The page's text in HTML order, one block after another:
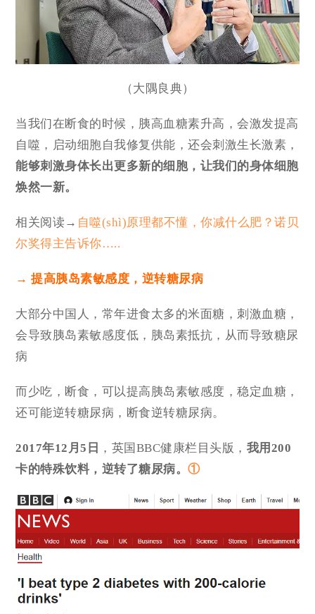
（大隅良典）
当我们在断食的时候，胰高血糖素升高，会激发提高
自噬，启动细胞自我修复供能，还会刺激生长激素，
能够刺激身体长出更多新的细胞，让我们的身体细胞
焕然一新。
相关阅读→ 自噬(shì)原理都不懂，你减什么肥？诺贝
尔奖得主告诉你…..
→ 提高胰岛素敏感度，逆转糖尿病
大部分中国人，常年进食太多的米面糖，刺激血糖，
会导致胰岛素敏感度低，胰岛素抵抗，从而导致糖尿
病
而少吃，断食，可以提高胰岛素敏感度，稳定血糖，
还可能逆转糖尿病，断食逆转糖尿病。
2017年12月5日 ，英国BBC健康栏目头版， 我用200
卡的特殊饮料，逆转了糖尿病。①